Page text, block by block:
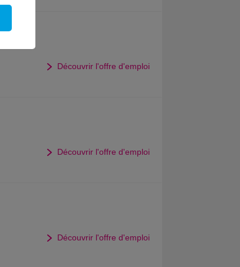
Découvrir l'offre d'emploi
Découvrir l'offre d'emploi
Découvrir l'offre d'emploi